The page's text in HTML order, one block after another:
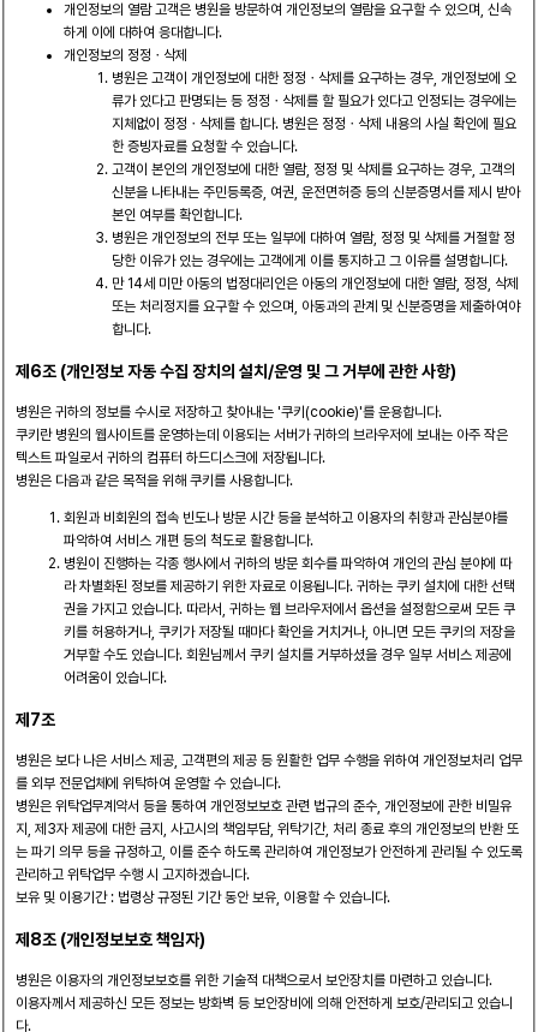
개인정보의 열람 고객은 병원을 방문하여 개인정보의 열람을 요구할 수 있으며, 신속
하게 이에 대하여 응대합니다.
개인정보의 정정ㆍ삭제
병원은 고객이 개인정보에 대한 정정ㆍ삭제를 요구하는 경우, 개인정보에 오
류가 있다고 판명되는 등 정정ㆍ삭제를 할 필요가 있다고 인정되는 경우에는
지체없이 정정ㆍ삭제를 합니다. 병원은 정정ㆍ삭제 내용의 사실 확인에 필요
한 증빙자료를 요청할 수 있습니다.
고객이 본인의 개인정보에 대한 열람, 정정 및 삭제를 요구하는 경우, 고객의
신분을 나타내는 주민등록증, 여권, 운전면허증 등의 신분증명서를 제시 받아
본인 여부를 확인합니다.
병원은 개인정보의 전부 또는 일부에 대하여 열람, 정정 및 삭제를 거절할 정
당한 이유가 있는 경우에는 고객에게 이를 통지하고 그 이유를 설명합니다.
만 14세 미만 아동의 법정대리인은 아동의 개인정보에 대한 열람, 정정, 삭제
또는 처리정지를 요구할 수 있으며, 아동과의 관계 및 신분증명을 제출하여야
합니다.
제6조 (개인정보 자동 수집 장치의 설치/운영 및 그 거부에 관한 사항)
병원은 귀하의 정보를 수시로 저장하고 찾아내는 '쿠키(cookie)'를 운용합니다.
쿠키란 병원의 웹사이트를 운영하는데 이용되는 서버가 귀하의 브라우저에 보내는 아주 작은
텍스트 파일로서 귀하의 컴퓨터 하드디스크에 저장됩니다.
병원은 다음과 같은 목적을 위해 쿠키를 사용합니다.
회원과 비회원의 접속 빈도나 방문 시간 등을 분석하고 이용자의 취향과 관심분야를
파악하여 서비스 개편 등의 척도로 활용합니다.
병원이 진행하는 각종 행사에서 귀하의 방문 회수를 파악하여 개인의 관심 분야에 따
라 차별화된 정보를 제공하기 위한 자료로 이용됩니다. 귀하는 쿠키 설치에 대한 선택
권을 가지고 있습니다. 따라서, 귀하는 웹 브라우저에서 옵션을 설정함으로써 모든 쿠
키를 허용하거나, 쿠키가 저장될 때마다 확인을 거치거나, 아니면 모든 쿠키의 저장을
거부할 수도 있습니다. 회원님께서 쿠키 설치를 거부하셨을 경우 일부 서비스 제공에
어려움이 있습니다.
제7조
병원은 보다 나은 서비스 제공, 고객편의 제공 등 원활한 업무 수행을 위하여 개인정보처리 업무
를 외부 전문업체에 위탁하여 운영할 수 있습니다.
병원은 위탁업무계약서 등을 통하여 개인정보보호 관련 법규의 준수, 개인정보에 관한 비밀유
지, 제3자 제공에 대한 금지, 사고시의 책임부담, 위탁기간, 처리 종료 후의 개인정보의 반환 또
는 파기 의무 등을 규정하고, 이를 준수 하도록 관리하여 개인정보가 안전하게 관리될 수 있도록
관리하고 위탁업무 수행 시 고지하겠습니다.
보유 및 이용기간 : 법령상 규정된 기간 동안 보유, 이용할 수 있습니다.
제8조 (개인정보보호 책임자)
병원은 이용자의 개인정보보호를 위한 기술적 대책으로서 보안장치를 마련하고 있습니다.
이용자께서 제공하신 모든 정보는 방화벽 등 보안장비에 의해 안전하게 보호/관리되고 있습니
다.